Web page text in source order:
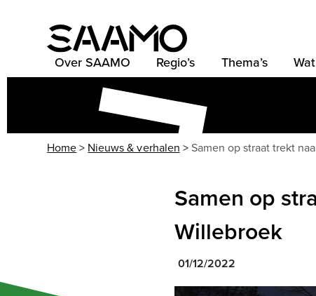
Over SAAMO Regio’s Thema’s
Home> Nieuws & verhalen >Samen op straat trekt
Samen op
Willebroek
01/12/2022